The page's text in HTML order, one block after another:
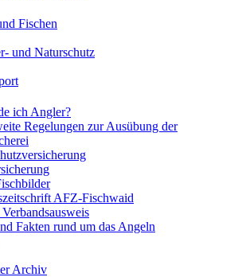
Fischen
und Naturschutz
ich Angler?
Regelungen zur Ausübung der
AFZ-Fischwaid
Fakten rund um das Angeln
Archiv